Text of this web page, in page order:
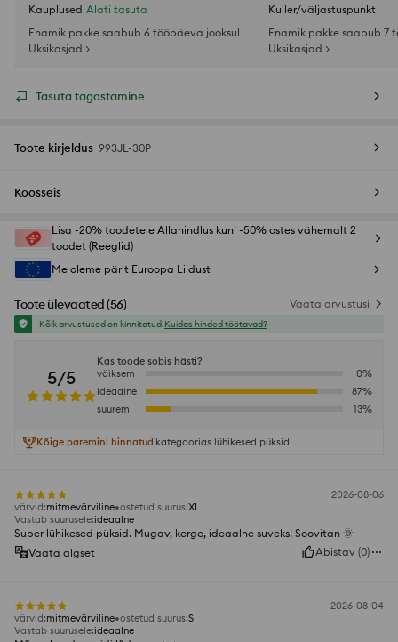
Kauplused Alati tasuta
Enamik pakke saabub 6 tööpäeva jooksul
Üksikasjad >
Kuller/väljastuspunkt
Enamik pakke saabub 7
Üksikasjad >
Tasuta tagastamine
Toote kirjeldus 993JL-30P
Koosseis
Lisa -20% toodetele Allahindlus kuni -50% ostes vähemalt 2
toodet (Reeglid)
Me oleme pärit Euroopa Liidust
Toote ülevaated (56) Vaata arvustusi
Kõik arvustused on kinnitatud.Kuidas hinded töötavad?
5/5
Kas toode sobis hästi?
väiksem
0%
ideaalne
87%
suurem
13%
Kõige paremini hinnatud kategoorias lühikesed püksid
2026-08-06
värvid:mitmevärviline ostetud suurus:XL
Vastab suurusele:ideaalne
Super lühikesed püksid. Mugav, kerge, ideaalne suveks! Soovitan 🌞
Vaata algset
Abistav (0)
2026-08-04
värvid:mitmevärviline ostetud suurus:S
Vastab suurusele:ideaalne